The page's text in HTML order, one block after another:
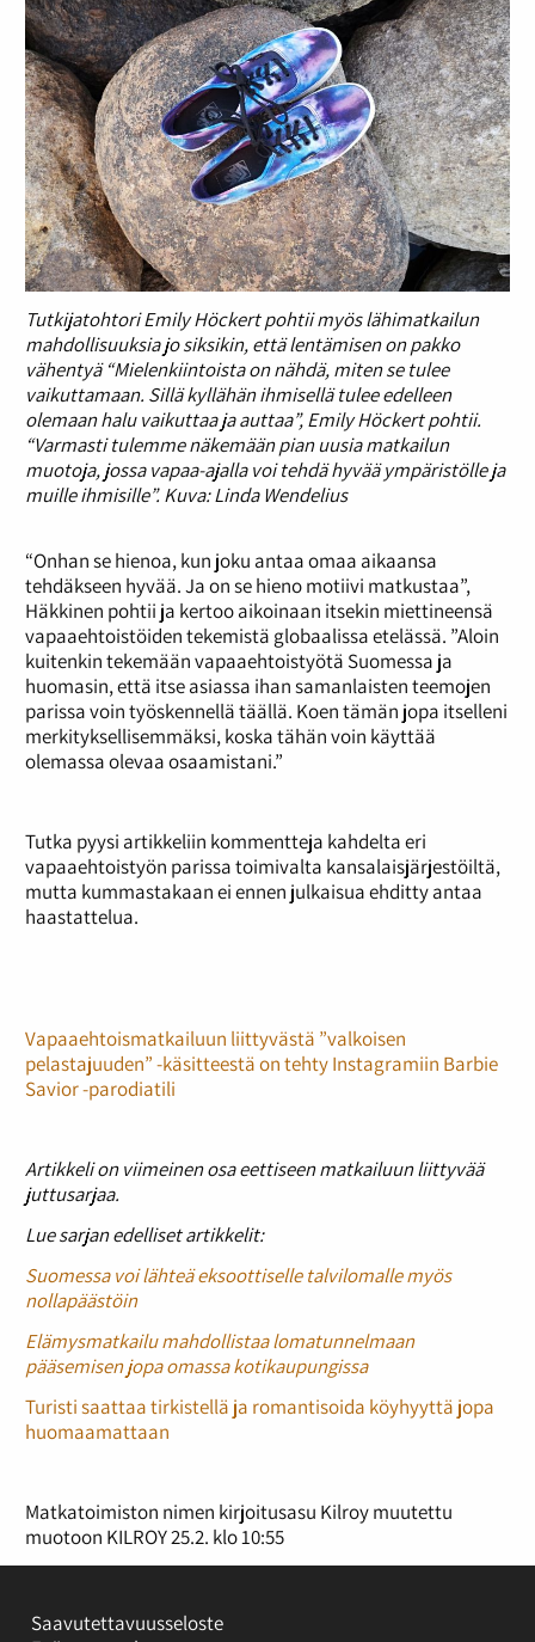
Tutkijatohtori Emily Höckert pohtii myös lähimatkailun
mahdollisuuksia jo siksikin, että lentämisen on pakko
vähentyä “Mielenkiintoista on nähdä, miten se tulee
vaikuttamaan. Sillä kyllähän ihmisellä tulee edelleen
olemaan halu vaikuttaa ja auttaa”, Emily Höckert pohtii.
“Varmasti tulemme näkemään pian uusia matkailun
muotoja, jossa vapaa-ajalla voi tehdä hyvää ympäristölle ja
muille ihmisille”. Kuva: Linda Wendelius
“Onhan se hienoa, kun joku antaa omaa aikaansa
tehdäkseen hyvää. Ja on se hieno motiivi matkustaa”,
Häkkinen pohtii ja kertoo aikoinaan itsekin miettineensä
vapaaehtoistöiden tekemistä globaalissa etelässä. ”Aloin
kuitenkin tekemään vapaaehtoistyötä Suomessa ja
huomasin, että itse asiassa ihan samanlaisten teemojen
parissa voin työskennellä täällä. Koen tämän jopa itselleni
merkityksellisemmäksi, koska tähän voin käyttää
olemassa olevaa osaamistani.”
Tutka pyysi artikkeliin kommentteja kahdelta eri
vapaaehtoistyön parissa toimivalta kansalaisjärjestöiltä,
mutta kummastakaan ei ennen julkaisua ehditty antaa
haastattelua.
Vapaaehtoismatkailuun liittyvästä ”valkoisen
pelastajuuden” -käsitteestä on tehty Instagramiin Barbie
Savior -parodiatili
Artikkeli on viimeinen osa eettiseen matkailuun liittyvää
juttusarjaa.
Lue sarjan edelliset artikkelit:
Suomessa voi lähteä eksoottiselle talvilomalle myös
nollapäästöin
Elämysmatkailu mahdollistaa lomatunnelmaan
pääsemisen jopa omassa kotikaupungissa
Turisti saattaa tirkistellä ja romantisoida köyhyyttä jopa
huomaamattaan
Matkatoimiston nimen kirjoitusasu Kilroy muutettu
muotoon KILROY 25.2. klo 10:55
Saavutettavuusseloste